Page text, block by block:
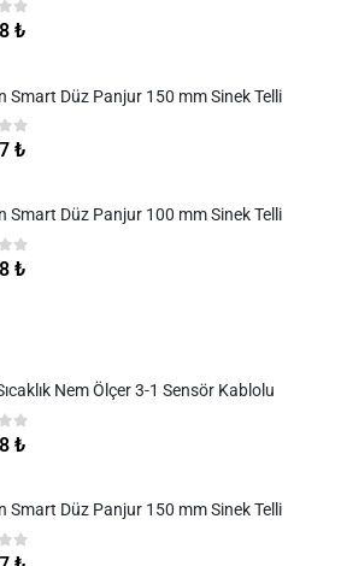
₺
Smart Düz Panjur 150 mm Sinek Telli
₺
Smart Düz Panjur 100 mm Sinek Telli
₺
Nem Ölçer 3-1 Sensör Kablolu
₺
Smart Düz Panjur 150 mm Sinek Telli